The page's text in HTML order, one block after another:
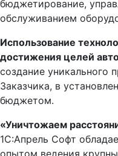
бюджетирование,
обслуживанием
Использование
достижения целей
создание уникального
Заказчика, в
бюджетом.
«Уничтожаем
1С:Апрель Софт